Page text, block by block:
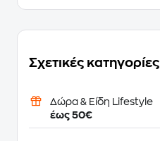
Σχετικές κατηγορίες
Δώρα & Είδη Lifestyle
έως 50€